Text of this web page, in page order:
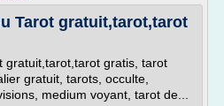
Tarot gratuit,tarot,tarot
gratuit,tarot,tarot gratis, tarot
gratuit, tarots, occulte,
medium voyant, tarot de...